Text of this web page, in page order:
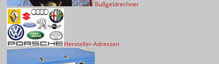
Bußgeldrechner
Hersteller-Adressen